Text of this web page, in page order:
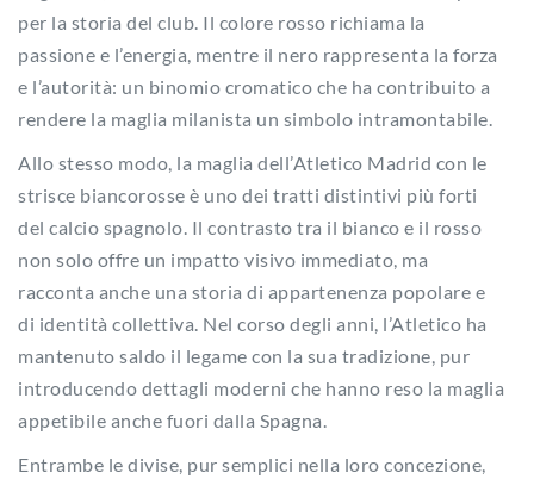
per la storia del club. Il colore rosso richiama la
passione e l’energia, mentre il nero rappresenta la forza
e l’autorità: un binomio cromatico che ha contribuito a
rendere la maglia milanista un simbolo intramontabile.
Allo stesso modo, la maglia dell’Atletico Madrid con le
strisce biancorosse è uno dei tratti distintivi più forti
del calcio spagnolo. Il contrasto tra il bianco e il rosso
non solo offre un impatto visivo immediato, ma
racconta anche una storia di appartenenza popolare e
di identità collettiva. Nel corso degli anni, l’Atletico ha
mantenuto saldo il legame con la sua tradizione, pur
introducendo dettagli moderni che hanno reso la maglia
appetibile anche fuori dalla Spagna.
Entrambe le divise, pur semplici nella loro concezione,